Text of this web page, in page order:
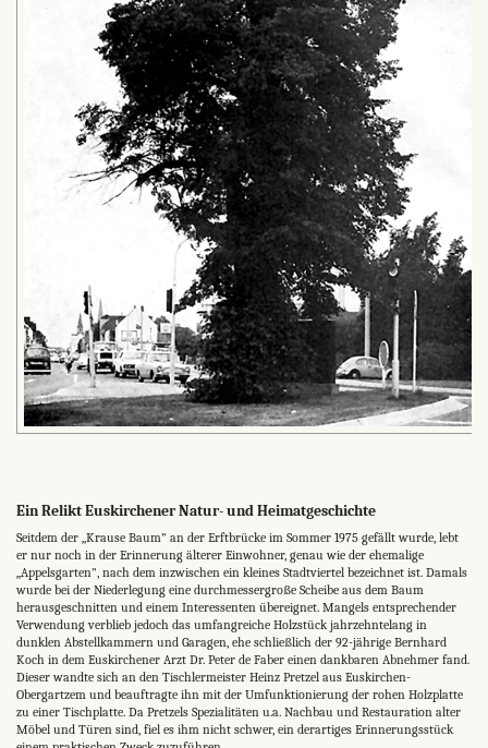
Ein Relikt Euskirchener Natur- und Heimatgeschichte
Seitdem der „Krause Baum" an der Erftbrücke im Sommer 1975 gefällt wurde, lebt
er nur noch in der Erinnerung älterer Einwohner, genau wie der ehemalige
„Appelsgarten", nach dem inzwischen ein kleines Stadtviertel bezeichnet ist. Damals
wurde bei der Niederlegung eine durchmessergroße Scheibe aus dem Baum
herausgeschnitten und einem Interessenten übereignet. Mangels entsprechender
Verwendung verblieb jedoch das umfangreiche Holzstück jahrzehntelang in
dunklen Abstellkammern und Garagen, ehe schließlich der 92-jährige Bernhard
Koch in dem Euskirchener Arzt Dr. Peter de Faber einen dankbaren Abnehmer fand.
Dieser wandte sich an den Tischlermeister Heinz Pretzel aus Euskirchen-
Obergartzem und beauftragte ihn mit der Umfunktionierung der rohen Holzplatte
zu einer Tischplatte. Da Pretzels Spezialitäten u.a. Nachbau und Restauration alter
Möbel und Türen sind, fiel es ihm nicht schwer, ein derartiges Erinnerungsstück